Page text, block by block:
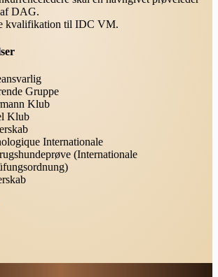
DAG.
kvalifikation til IDC VM.
Gruppe
Klub
Klub
Internationale
(Internationale